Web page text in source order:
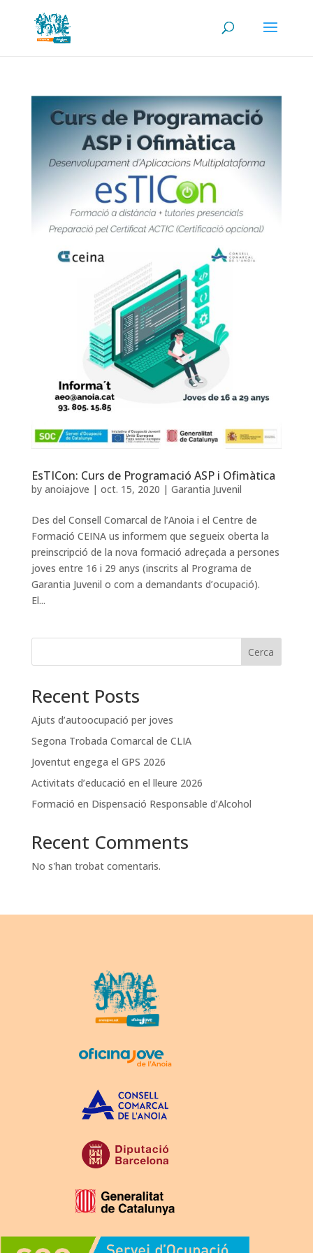
EsTICon: Curs de Programació ASP i Ofimàtica
by anoiajove | oct. 15, 2020 | Garantia Juvenil
Des del Consell Comarcal de l’Anoia i el Centre de
Formació CEINA us informem que segueix oberta la
preinscripció de la nova formació adreçada a persones
joves entre 16 i 29 anys (inscrits al Programa de
Garantia Juvenil o com a demandants d’ocupació).
El...
Cerca
Recent Posts
Ajuts d’autoocupació per joves
Segona Trobada Comarcal de CLIA
Joventut engega el GPS 2026
Activitats d’educació en el lleure 2026
Formació en Dispensació Responsable d’Alcohol
Recent Comments
No s'han trobat comentaris.